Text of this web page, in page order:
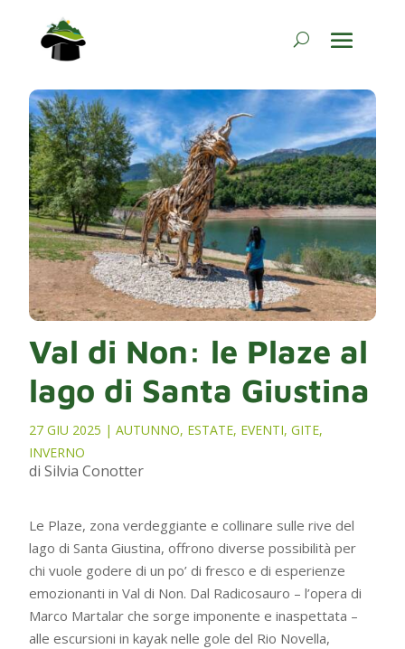
Val di Non: le Plaze al
lago di Santa Giustina
27 GIU 2025 |AUTUNNO, ESTATE, EVENTI,GITE,
INVERNO
di Silvia Conotter
Le Plaze, zona verdeggiante e collinare sulle rive del
lago di Santa Giustina, offrono diverse possibilità per
chi vuole godere di un po’ di fresco e di esperienze
emozionanti in Val di Non. Dal Radicosauro – l’opera di
Marco Martalar che sorge imponente e inaspettata –
alle escursioni in kayak nelle gole del Rio Novella,